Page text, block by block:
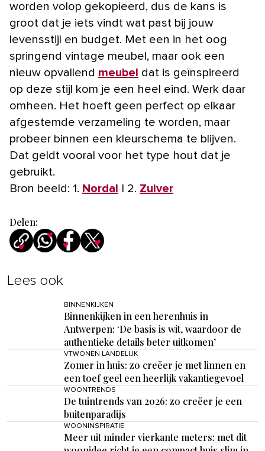
worden volop gekopieerd, dus de kans is
groot dat je iets vindt wat past bij jouw
levensstijl en budget. Met een in het oog
springend vintage meubel, maar ook een
nieuw opvallend meubel dat is geïnspireerd
op deze stijl kom je een heel eind. Werk daar
omheen. Het hoeft geen perfect op elkaar
afgestemde verzameling te worden, maar
probeer binnen een kleurschema te blijven.
Dat geldt vooral voor het type hout dat je
gebruikt.
Bron beeld: 1. Nordal | 2. Zuiver
Delen:
Lees ook
BINNENKIJKEN
Binnenkijken in een herenhuis in
Antwerpen: ‘De basis is wit, waardoor de
authentieke details beter uitkomen’
VTWONEN LANDELIJK
Zomer in huis: zo creëer je met linnen en
een toef geel een heerlijk vakantiegevoel
WOONTRENDS
De tuintrends van 2026: zo creëer je een
buitenparadijs
WOONINSPIRATIE
Meer uit minder vierkante meters: met dit